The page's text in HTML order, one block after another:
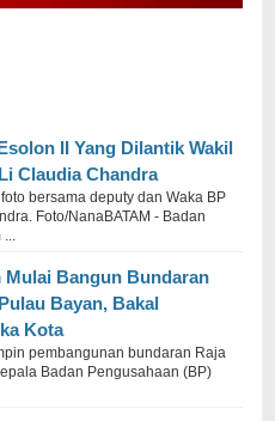
II Yang Dilantik Wakil
Claudia Chandra
bersama deputy dan Waka BP
Foto/NanaBATAM - Badan
...
Mulai Bangun Bundaran
Bayan, Bakal
Kota
pembangunan bundaran Raja
Badan Pengusahaan (BP)